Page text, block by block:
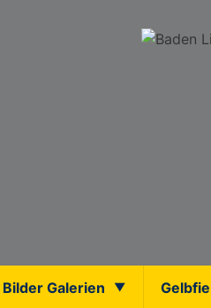
Bilder Galerien